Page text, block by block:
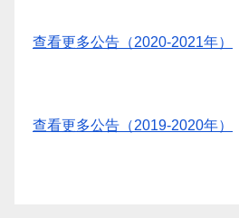
查看更多公告（2020-2021年）
查看更多公告（2019-2020年）